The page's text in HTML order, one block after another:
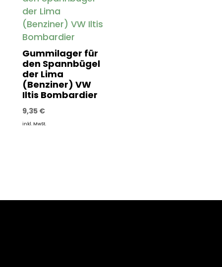
Gummilager für
den Spannbügel
der Lima
(Benziner) VW
Iltis Bombardier
9,35 €
inkl. MwSt.